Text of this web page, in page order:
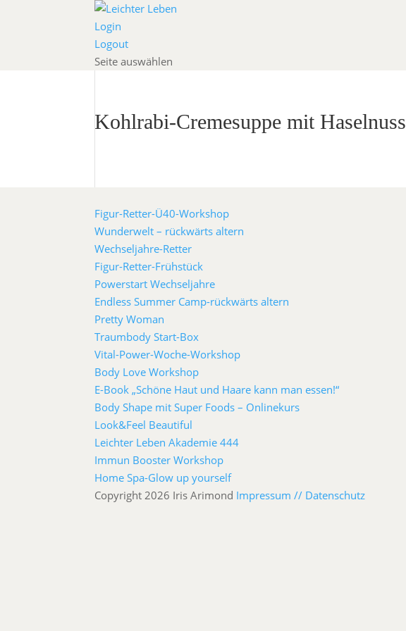
Login
Logout
Seite auswählen
Kohlrabi-Cremesuppe mit Haselnuss
Figur-Retter-Ü40-Workshop
Wunderwelt – rückwärts altern
Wechseljahre-Retter
Figur-Retter-Frühstück
Powerstart Wechseljahre
Endless Summer Camp-rückwärts altern
Pretty Woman
Traumbody Start-Box
Vital-Power-Woche-Workshop
Body Love Workshop
E-Book „Schöne Haut und Haare kann man essen!“
Body Shape mit Super Foods – Onlinekurs
Look&Feel Beautiful
Leichter Leben Akademie 444
Immun Booster Workshop
Home Spa-Glow up yourself
Copyright 2026 Iris Arimond Impressum // Datenschutz